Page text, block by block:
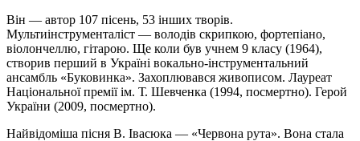
Він — автор 107 пісень, 53 інших творів.
Мультиінструменталіст — володів скрипкою, фортепіано,
віолончеллю, гітарою. Ще коли був учнем 9 класу (1964),
створив перший в Україні вокально-інструментальний
ансамбль «Буковинка». Захоплювався живописом. Лауреат
Національної премії ім. Т. Шевченка (1994, посмертно). Герой
України (2009, посмертно).
Найвідоміша пісня В. Івасюка — «Червона рута». Вона стала